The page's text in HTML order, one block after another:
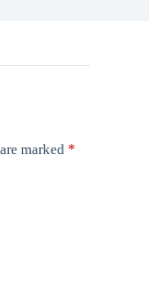
marked*